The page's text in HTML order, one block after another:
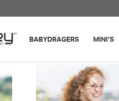
BABYDRAGERS MINI’S